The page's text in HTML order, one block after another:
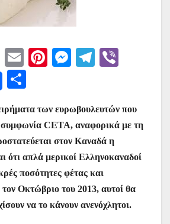
W
h
at
s
A
p
p
E
m
ai
l
Pi
e
st
M
s
e
n
g
er
T
gr
a
m
ρ
α
σ
τε
ίτ
ε
των ευρωβουλευτών που
CETA, αναφορικά με τη
στον Καναδά η
ότι απλά μερικοί Ελληνοκαναδοί
ποσότητες φέτας και
Οκτώβριο του 2013, αυτοί θα
να το κάνουν ανενόχλητοι.